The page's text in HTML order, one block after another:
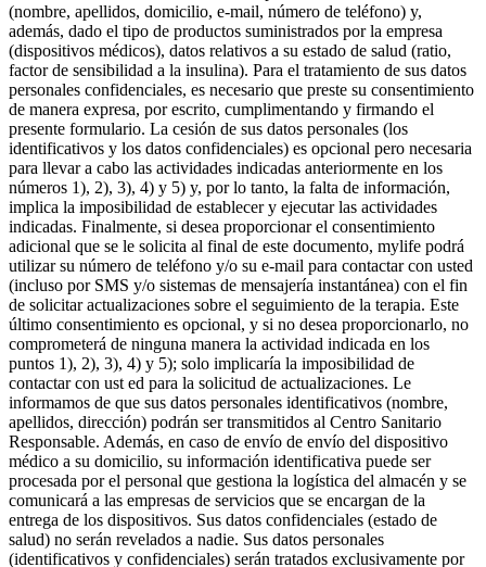
(nombre, apellidos, domicilio, e-mail, número de teléfono) y,
además, dado el tipo de productos suministrados por la empresa
(dispositivos médicos), datos relativos a su estado de salud (ratio,
factor de sensibilidad a la insulina). Para el tratamiento de sus datos
personales confidenciales, es necesario que preste su consentimiento
de manera expresa, por escrito, cumplimentando y firmando el
presente formulario. La cesión de sus datos personales (los
identificativos y los datos confidenciales) es opcional pero necesaria
para llevar a cabo las actividades indicadas anteriormente en los
números 1), 2), 3), 4) y 5) y, por lo tanto, la falta de información,
implica la imposibilidad de establecer y ejecutar las actividades
indicadas. Finalmente, si desea proporcionar el consentimiento
adicional que se le solicita al final de este documento, mylife podrá
utilizar su número de teléfono y/o su e-mail para contactar con usted
(incluso por SMS y/o sistemas de mensajería instantánea) con el fin
de solicitar actualizaciones sobre el seguimiento de la terapia. Este
último consentimiento es opcional, y si no desea proporcionarlo, no
comprometerá de ninguna manera la actividad indicada en los
puntos 1), 2), 3), 4) y 5); solo implicaría la imposibilidad de
contactar con ust ed para la solicitud de actualizaciones. Le
informamos de que sus datos personales identificativos (nombre,
apellidos, dirección) podrán ser transmitidos al Centro Sanitario
Responsable. Además, en caso de envío de envío del dispositivo
médico a su domicilio, su información identificativa puede ser
procesada por el personal que gestiona la logística del almacén y se
comunicará a las empresas de servicios que se encargan de la
entrega de los dispositivos. Sus datos confidenciales (estado de
salud) no serán revelados a nadie. Sus datos personales
(identificativos y confidenciales) serán tratados exclusivamente por